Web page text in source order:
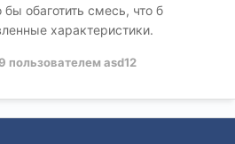
бы обаготить смесь, что б
характеристики.
пользователем asd12